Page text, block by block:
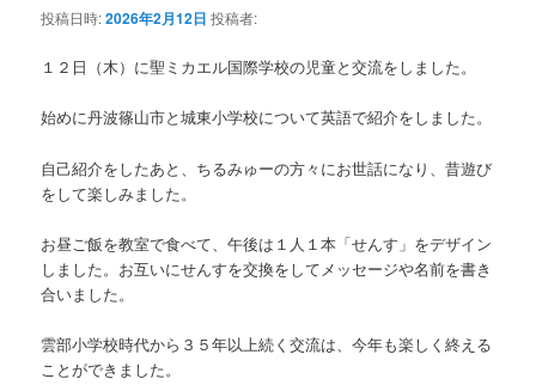
投稿日時:2026年2月12日 投稿者:
１２日（木）に聖ミカエル国際学校の児童と交流をしました。
始めに丹波篠山市と城東小学校について英語で紹介をしました。
自己紹介をしたあと、ちるみゅーの方々にお世話になり、昔遊び
をして楽しみました。
お昼ご飯を教室で食べて、午後は１人１本「せんす」をデザイン
しました。お互いにせんすを交換をしてメッセージや名前を書き
合いました。
雲部小学校時代から３５年以上続く交流は、今年も楽しく終える
ことができました。